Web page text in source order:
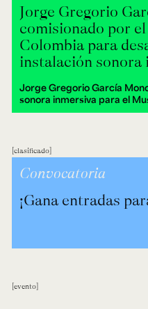
Jorge Gregorio
comisionado por
Colombia para
instalación sonora
Jorge Gregorio García
sonora inmersiva para el
clasificado
¡Gana entradas
Convocatoria
evento